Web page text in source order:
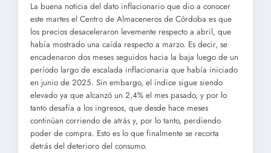
La buena noticia del dato inflacionario que dio a conocer
este martes el Centro de Almaceneros de Córdoba es que
los precios desaceleraron levemente respecto a abril, que
había mostrado una caída respecto a marzo. Es decir, se
encadenaron dos meses seguidos hacia la baja luego de un
período largo de escalada inflacionaria que había iniciado
en junio de 2025. Sin embargo, el índice sigue siendo
elevado ya que alcanzó un 2,4% el mes pasado, y por lo
tanto desafía a los ingresos, que desde hace meses
continúan corriendo de atrás y, por lo tanto, perdiendo
poder de compra. Esto es lo que finalmente se recorta
detrás del deterioro del consumo.